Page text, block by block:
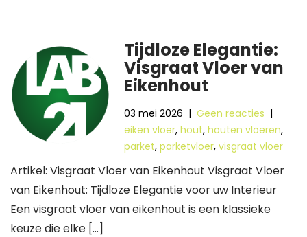
Tijdloze Elegantie:
Visgraat Vloer van
Eikenhout
03 mei 2026 |Geen reacties |
eiken vloer,hout,houten vloeren,
parket,parketvloer,visgraat vloer
Artikel: Visgraat Vloer van Eikenhout Visgraat Vloer
van Eikenhout: Tijdloze Elegantie voor uw Interieur
Een visgraat vloer van eikenhout is een klassieke
keuze die elke […]